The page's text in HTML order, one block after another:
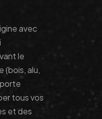
avec
le
(bois, alu,
tous vos
et des